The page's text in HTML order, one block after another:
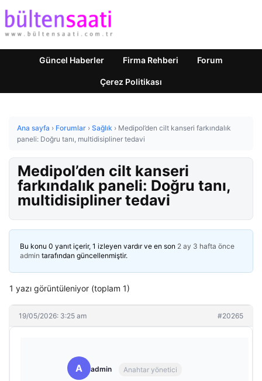
Güncel Haberler Firma Rehberi Forum
Çerez Politikası
Ana sayfa › Forumlar › Sağlık › Medipol’den cilt kanseri farkındalık
paneli: Doğru tanı, multidisipliner tedavi
Medipol’den cilt kanseri
farkındalık paneli: Doğru tanı,
multidisipliner tedavi
Bu konu 0 yanıt içerir, 1 izleyen vardır ve en son 2 ay 3 hafta önce
admin tarafından güncellenmiştir.
1 yazı görüntüleniyor (toplam 1)
19/05/2026: 3:25 am #20265
A admin Anahtar yönetici